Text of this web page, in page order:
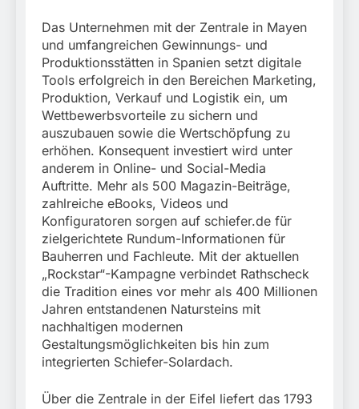
Das Unternehmen mit der Zentrale in Mayen
und umfangreichen Gewinnungs- und
Produktionsstätten in Spanien setzt digitale
Tools erfolgreich in den Bereichen Marketing,
Produktion, Verkauf und Logistik ein, um
Wettbewerbsvorteile zu sichern und
auszubauen sowie die Wertschöpfung zu
erhöhen. Konsequent investiert wird unter
anderem in Online- und Social-Media
Auftritte. Mehr als 500 Magazin-Beiträge,
zahlreiche eBooks, Videos und
Konfiguratoren sorgen auf schiefer.de für
zielgerichtete Rundum-Informationen für
Bauherren und Fachleute. Mit der aktuellen
„Rockstar“-Kampagne verbindet Rathscheck
die Tradition eines vor mehr als 400 Millionen
Jahren entstandenen Natursteins mit
nachhaltigen modernen
Gestaltungsmöglichkeiten bis hin zum
integrierten Schiefer-Solardach.
Über die Zentrale in der Eifel liefert das 1793